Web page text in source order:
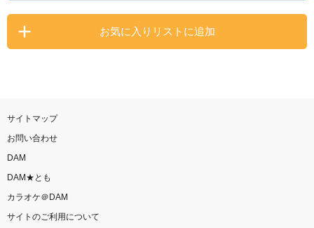
お気に入りリストに追加
サイトマップ
お問い合わせ
DAM
DAM★とも
カラオケ＠DAM
サイトのご利用について